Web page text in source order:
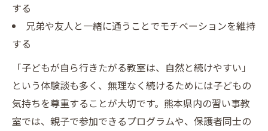
する
兄弟や友人と一緒に通うことでモチベーションを維持
する
「子どもが自ら行きたがる教室は、自然と続けやすい」
という体験談も多く、無理なく続けるためには子どもの
気持ちを尊重することが大切です。熊本県内の習い事教
室では、親子で参加できるプログラムや、保護者同士の